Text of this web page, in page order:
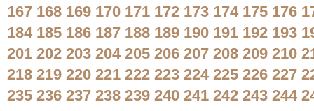
167 168 169 170 171 172 173 174 175 176
184 185 186 187 188 189 190 191 192 193
201 202 203 204 205 206 207 208 209 210
218 219 220 221 222 223 224 225 226 227
235 236 237 238 239 240 241 242 243 244